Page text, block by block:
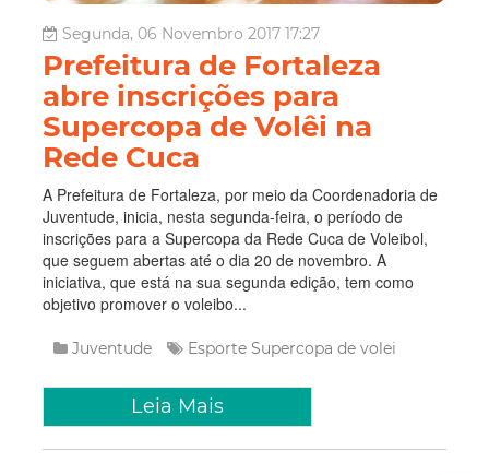
Segunda, 06 Novembro 2017 17:27
Prefeitura de Fortaleza
abre inscrições para
Supercopa de Volêi na
Rede Cuca
A Prefeitura de Fortaleza, por meio da Coordenadoria de
Juventude, inicia, nesta segunda-feira, o período de
inscrições para a Supercopa da Rede Cuca de Voleibol,
que seguem abertas até o dia 20 de novembro. A
iniciativa, que está na sua segunda edição, tem como
objetivo promover o voleibo...
Juventude Esporte Supercopa de volei
Leia Mais